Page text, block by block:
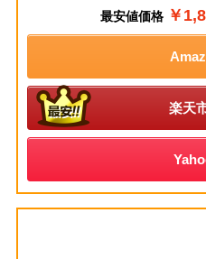
最安値価格 ￥
楽天